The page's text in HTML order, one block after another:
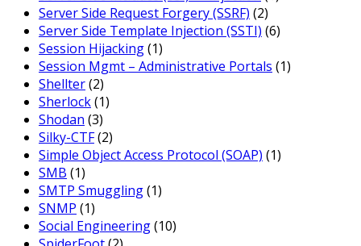
Server Side Request Forgery (SSRF) (2)
Server Side Template Injection (SSTI) (6)
Session Hijacking(1)
Session Mgmt – Administrative Portals (1)
Shellter(2)
Sherlock(1)
Shodan (3)
Silky-CTF(2)
Simple Object Access Protocol (SOAP) (1)
SMB (1)
SMTP Smuggling(1)
SNMP (1)
Social Engineering(10)